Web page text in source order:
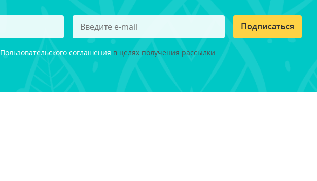
Подписаться
Пользовательского соглашения в целях получения рассылки